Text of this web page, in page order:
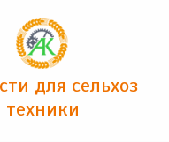
для сельхоз
техники